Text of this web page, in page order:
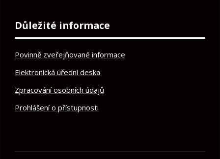
Důležité informace
Povinně zveřejňované informace
Elektronická úřední deska
Zpracování osobních údajů
Prohlášení o přístupnosti